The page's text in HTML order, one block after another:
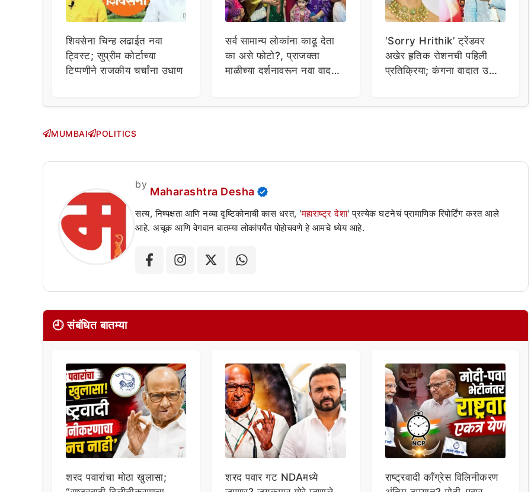
शिवसेना चिन्ह लढाईत नवा
ट्विस्ट; सुप्रीम कोर्टाच्या
टिप्पणीने राजकीय चर्चांना उधाण
सर्व सामान्य लोकांना काढू देता
का असे फोटो?, प्राजक्ता
माळीच्या दर्शनावरून नवा वाद;
‘Sorry Hrithik’ ट्रेंडवर
अखेर हृतिक रोशनची पहिली
प्रतिक्रिया; कंगना वादात उडी
MUMBAI POLITICS
by
Maharashtra Desha
सत्य, निष्पक्षता आणि नव्या दृष्टिकोनाची कास धरत, 'महाराष्ट्र देशा' प्रत्येक घटनेचं प्रामाणिक रिपोर्टिंग करत आले
आहे. अचूक आणि वेगवान बातम्या लोकांपर्यंत पोहोचवणे हे आमचे ध्येय आहे.
🕘 संबंधित बातम्या
शरद पवारांचा मोठा खुलासा;
शरद पवार गट NDAमध्ये
राष्ट्रवादी काँग्रेस विलिनीकरण